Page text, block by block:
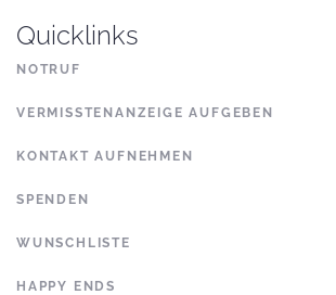
Quicklinks
NOTRUF
VERMISSTENANZEIGE AUFGEBEN
KONTAKT AUFNEHMEN
SPENDEN
WUNSCHLISTE
HAPPY ENDS